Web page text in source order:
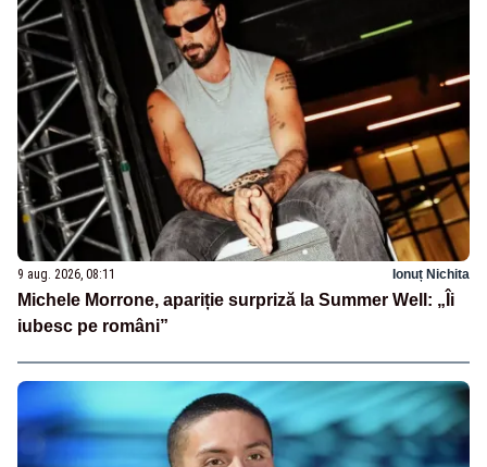
9 aug. 2026, 08:11 Ionuț Nichita
Michele Morrone, apariție surpriză la Summer Well: „Îi
iubesc pe români”